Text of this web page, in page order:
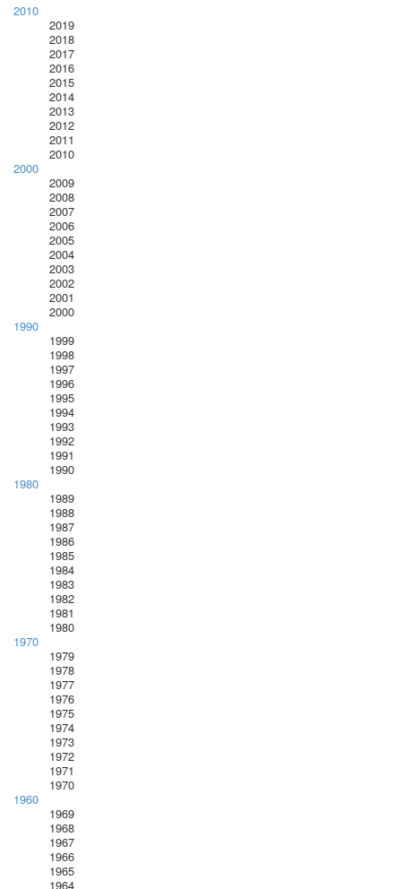
2010
2019
2018
2017
2016
2015
2014
2013
2012
2011
2010
2000
2009
2008
2007
2006
2005
2004
2003
2002
2001
2000
1990
1999
1998
1997
1996
1995
1994
1993
1992
1991
1990
1980
1989
1988
1987
1986
1985
1984
1983
1982
1981
1980
1970
1979
1978
1977
1976
1975
1974
1973
1972
1971
1970
1960
1969
1968
1967
1966
1965
1964